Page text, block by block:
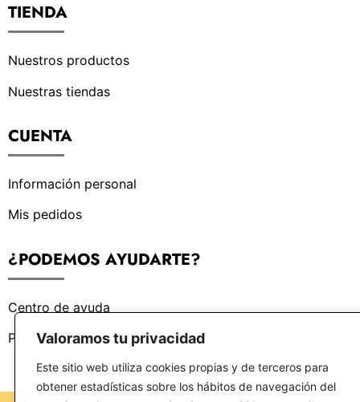
Valoramos tu privacidad
Este sitio web utiliza cookies propias y de terceros para
obtener estadísticas sobre los hábitos de navegación del
TIENDA
Nuestros productos
Nuestras tiendas
CUENTA
Información personal
Mis pedidos
¿PODEMOS AYUDARTE?
Centro de ayuda
Preguntas frecuentes